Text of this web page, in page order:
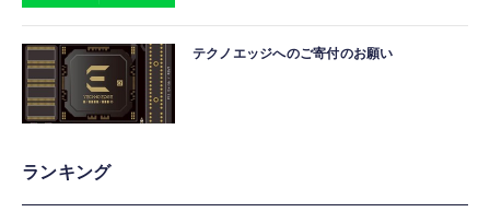
テクノエッジへのご寄付のお願い
ランキング